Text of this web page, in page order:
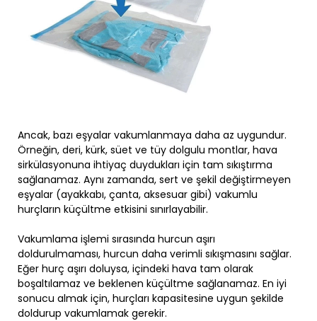
Ancak, bazı eşyalar vakumlanmaya daha az uygundur.
Örneğin, deri, kürk, süet ve tüy dolgulu montlar, hava
sirkülasyonuna ihtiyaç duydukları için tam sıkıştırma
sağlanamaz. Aynı zamanda, sert ve şekil değiştirmeyen
eşyalar (ayakkabı, çanta, aksesuar gibi) vakumlu
hurçların küçültme etkisini sınırlayabilir.
Vakumlama işlemi sırasında hurcun aşırı
doldurulmaması, hurcun daha verimli sıkışmasını sağlar.
Eğer hurç aşırı doluysa, içindeki hava tam olarak
boşaltılamaz ve beklenen küçültme sağlanamaz. En iyi
sonucu almak için, hurçları kapasitesine uygun şekilde
doldurup vakumlamak gerekir.